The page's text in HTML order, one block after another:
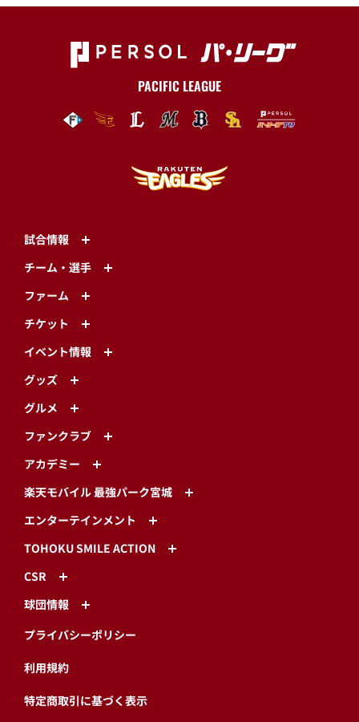
PACIFIC LEAGUE
試合情報
チーム・選手
ファーム
チケット
イベント情報
グッズ
グルメ
ファンクラブ
アカデミー
楽天モバイル 最強パーク宮城
エンターテインメント
TOHOKU SMILE ACTION
CSR
球団情報
プライバシーポリシー
利用規約
特定商取引に基づく表示